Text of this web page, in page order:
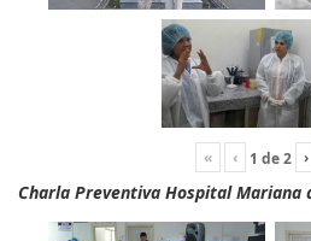
« ‹ 1 de2 ›
Charla Preventiva Hospital Mariana